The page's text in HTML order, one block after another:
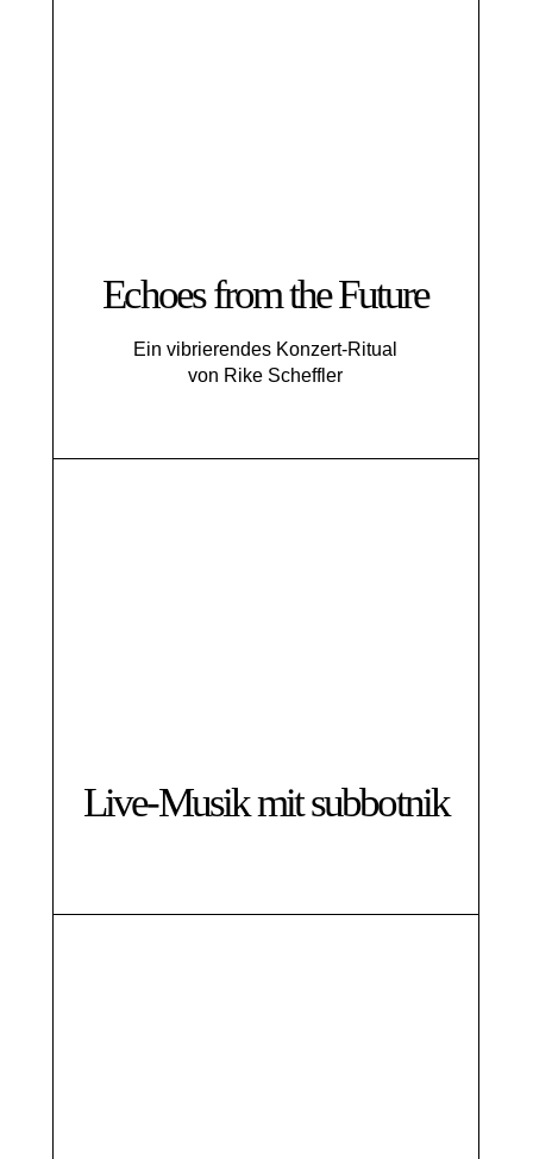
Echoes from the Future
Ein vibrierendes Konzert-Ritual
von Rike Scheffler
Live-Musik mit subbotnik